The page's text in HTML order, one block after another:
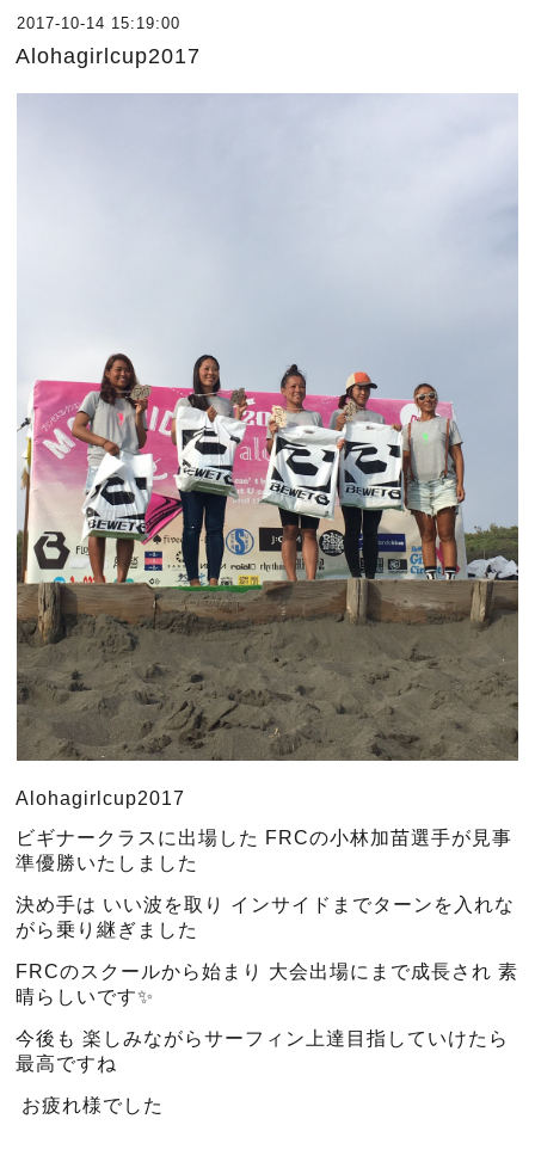
2017-10-14 15:19:00
Alohagirlcup2017
Alohagirlcup2017
ビギナークラスに出場した FRCの小林加苗選手が見事
準優勝いたしました
決め手は いい波を取り インサイドまでターンを入れな
がら乗り継ぎました
FRCのスクールから始まり 大会出場にまで成長され 素
晴らしいです✨
今後も 楽しみながらサーフィン上達目指していけたら
最高ですね
お疲れ様でした